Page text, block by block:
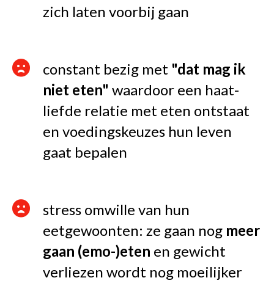
zich laten voorbij gaan
constant bezig met "dat mag ik
niet eten" waardoor een haat-
liefde relatie met eten ontstaat
en voedingskeuzes hun leven
gaat bepalen
stress omwille van hun
eetgewoonten: ze gaan nog meer
gaan (emo-)eten en gewicht
verliezen wordt nog moeilijker